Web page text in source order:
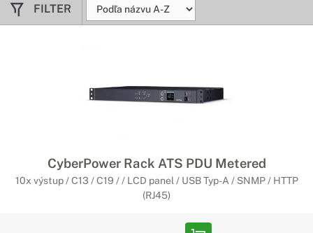
FILTER
CyberPower Rack ATS PDU Metered
10x výstup / C13 / C19 / / LCD panel / USB Typ-A / SNMP / HTTP
(RJ45)